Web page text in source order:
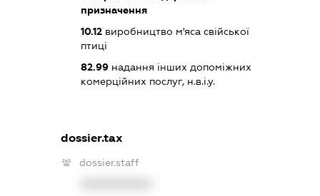
призначення
10.12 виробництво м'яса свійської
птиці
82.99 надання інших допоміжних
комерційних послуг, н.в.і.у.
dossier.tax
dossier.staff